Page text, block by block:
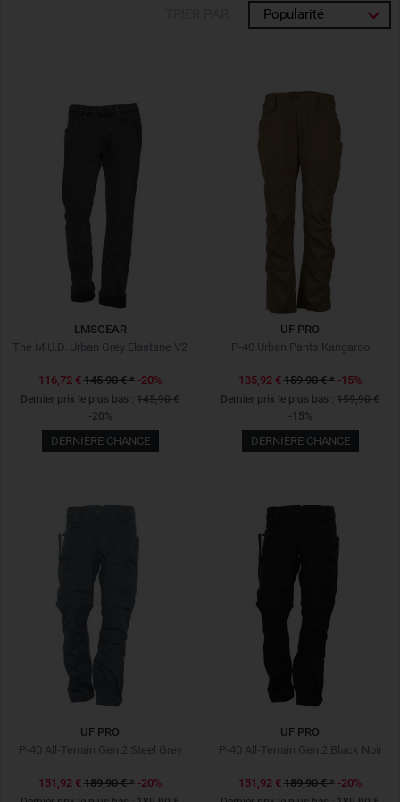
Popularité
LMSGEAR
The M.U.D. Urban Grey Elastane V2
116,72 € 145,90 €* -20%
Dernier prix le plus bas : 145,90 €
-20%
DERNIÈRE CHANCE
UF PRO
P-40 Urban Pants Kangaroo
135,92 € 159,90 €* -15%
Dernier prix le plus bas : 159,90 €
-15%
DERNIÈRE CHANCE
UF PRO
P-40 All-Terrain Gen.2 Steel Grey
151,92 € 189,90 €* -20%
UF PRO
P-40 All-Terrain Gen.2 Black Noir
151,92 € 189,90 €* -20%